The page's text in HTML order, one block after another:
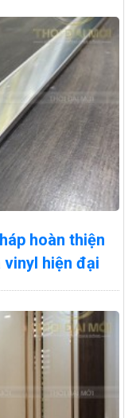
hoàn thiện
vinyl hiện đại